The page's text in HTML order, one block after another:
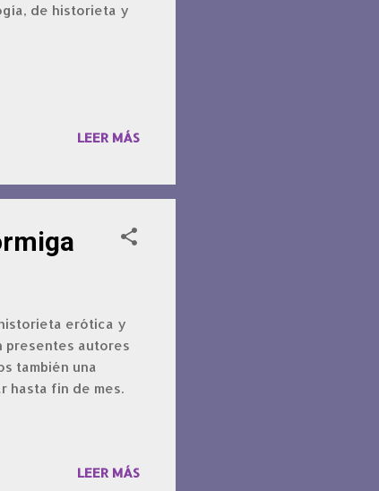
de historieta y
LEER MÁS
erótica y
presentes autores
también una
hasta fin de mes.
LEER MÁS